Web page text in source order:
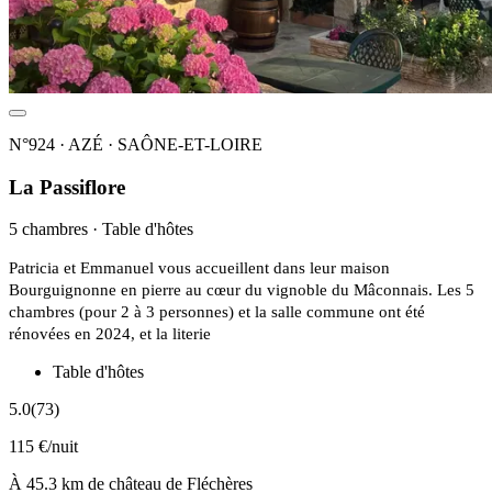
N°924 · AZÉ · SAÔNE-ET-LOIRE
La Passiflore
5 chambres · Table d'hôtes
Patricia et Emmanuel vous accueillent dans leur maison
Bourguignonne en pierre au cœur du vignoble du Mâconnais. Les 5
chambres (pour 2 à 3 personnes) et la salle commune ont été
rénovées en 2024, et la literie
Table d'hôtes
5.0(73)
115 €/nuit
À 45.3 km de château de Fléchères